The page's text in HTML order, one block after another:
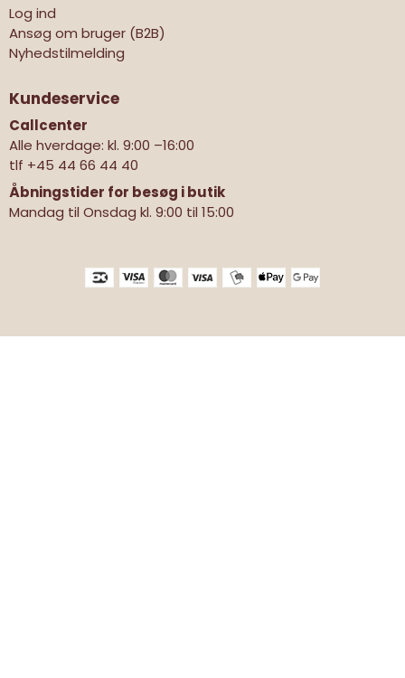
Log ind
Ansøg om bruger (B2B)
Nyhedstilmelding
Kundeservice
Callcenter
Alle hverdage: kl. 9:00 –16:00
tlf +45 44 66 44 40
Åbningstider for besøg i butik
Mandag til Onsdag kl. 9:00 til 15:00